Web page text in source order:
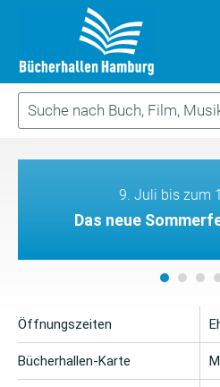
9. Juli bis zum
Das neue
Öffnungszeiten
Bücherhallen-Karte